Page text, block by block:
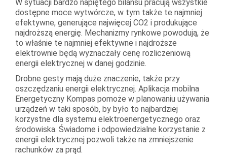
W sytuacji bardzo napiętego bilansu pracują wszystkie
dostępne moce wytwórcze, w tym także te najmniej
efektywne, generujące najwięcej CO2 i produkujące
najdroższą energię. Mechanizmy rynkowe powodują, że
to właśnie te najmniej efektywne i najdroższe
elektrownie będą wyznaczały cenę rozliczeniową
energii elektrycznej w danej godzinie.
Drobne gesty mają duże znaczenie, także przy
oszczędzaniu energii elektrycznej. Aplikacja mobilna
Energetyczny Kompas pomoże w planowaniu używania
urządzeń w taki sposób, by było to najbardziej
korzystne dla systemu elektroenergetycznego oraz
środowiska. Świadome i odpowiedzialne korzystanie z
energii elektrycznej pozwoli także na zmniejszenie
rachunków za prąd.